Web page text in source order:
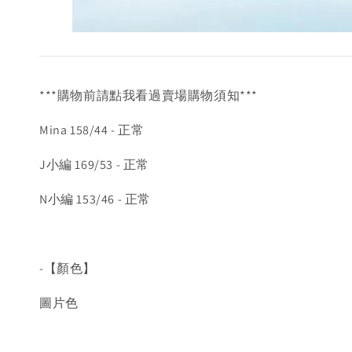
***購物前請點我看過賣場購物須知***
Mina 158/44 - 正常
J小編 169/53 - 正常
N小編 153/46 - 正常
-【顏色】
圖片色